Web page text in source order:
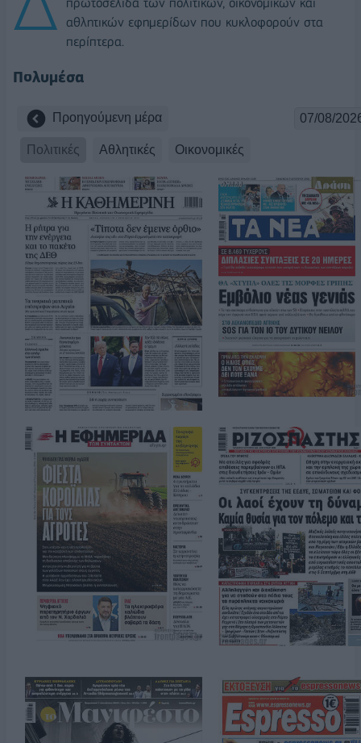
πρωτοσέλιδα των πολιτικών, οικονομικών και
αθλητικών εφημερίδων που κυκλοφορούν στα
περίπτερα.
Πολυμέσα